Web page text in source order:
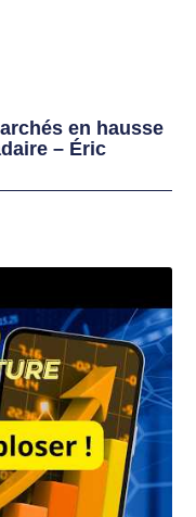
en hausse
– Éric